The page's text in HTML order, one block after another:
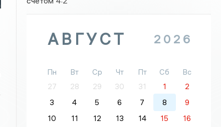
АВГУСТ 2026
Пн Вт Ср Чт Пт Сб
Вс
27
28 29 30 31 1
2
3
4 5 6 7 8
9
10
11 12 13 14 15
16